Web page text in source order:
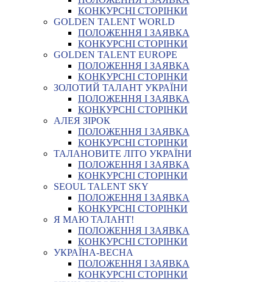
КОНКУРСНІ СТОРІНКИ
GOLDEN TALENT WORLD
ПОЛОЖЕННЯ І ЗАЯВКА
КОНКУРСНІ СТОРІНКИ
GOLDEN TALENT EUROPE
ПОЛОЖЕННЯ І ЗАЯВКА
КОНКУРСНІ СТОРІНКИ
ЗОЛОТИЙ ТАЛАНТ УКРАЇНИ
ПОЛОЖЕННЯ І ЗАЯВКА
КОНКУРСНІ СТОРІНКИ
АЛЕЯ ЗІРОК
ПОЛОЖЕННЯ І ЗАЯВКА
КОНКУРСНІ СТОРІНКИ
ТАЛАНОВИТЕ ЛІТО УКРАЇНИ
ПОЛОЖЕННЯ І ЗАЯВКА
КОНКУРСНІ СТОРІНКИ
SEOUL TALENT SKY
ПОЛОЖЕННЯ І ЗАЯВКА
КОНКУРСНІ СТОРІНКИ
Я МАЮ ТАЛАНТ!
ПОЛОЖЕННЯ І ЗАЯВКА
КОНКУРСНІ СТОРІНКИ
УКРАЇНА-ВЕСНА
ПОЛОЖЕННЯ І ЗАЯВКА
КОНКУРСНІ СТОРІНКИ